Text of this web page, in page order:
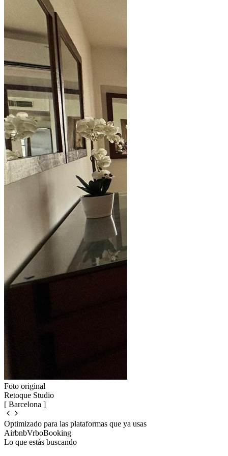
Foto original
Retoque Studio
[ Barcelona ]
Optimizado para las plataformas que ya usas
AirbnbVrboBooking
Lo que estás buscando